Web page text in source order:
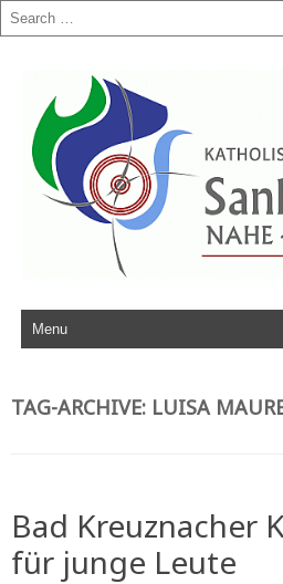
Zum Inhalt springen
TAG-ARCHIVE: LUISA
Bad Kreuznacher
für junge Leute